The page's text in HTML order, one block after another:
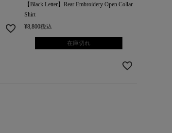
【Black Letter】Rear Embroidery Open Collar
Shirt
¥8,800税込
在庫切れ